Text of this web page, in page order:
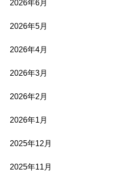
2026年6月
2026年5月
2026年4月
2026年3月
2026年2月
2026年1月
2025年12月
2025年11月